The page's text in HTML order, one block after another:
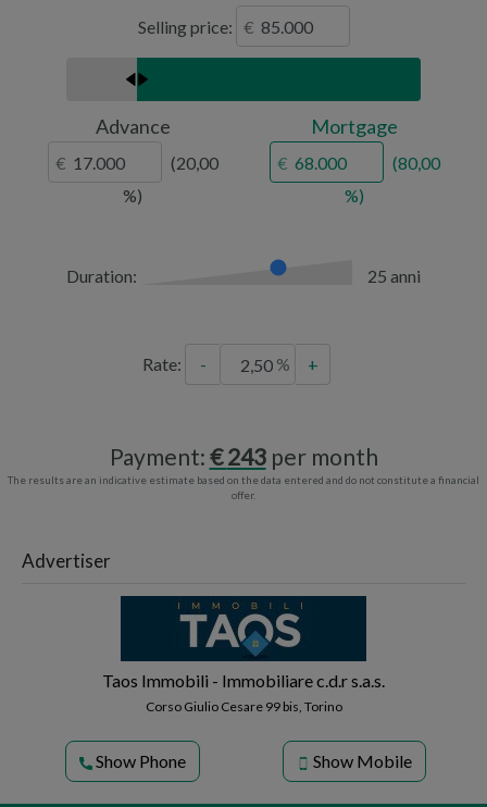
parking lots
churches
police
Selling price:
Advance
20,00
Mortgage
80,00
Duration: 25 anni
Rate: - +
Payment: 243per month
The results are an indicative estimate based on the data entered and do not constitute a financial
offer.
Advertiser
Taos Immobili - Immobiliare c.d.r s.a.s.
Corso Giulio Cesare 99 bis, Torino
Show Phone Show Mobile